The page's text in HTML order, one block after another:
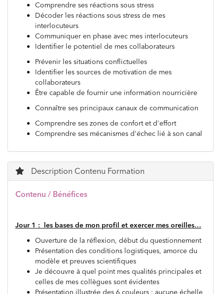
Comprendre ses réactions sous stress
Décoder les réactions sous stress de mes
interlocuteurs
Communiquer en phase avec mes interlocuteurs
Identifier le potentiel de mes collaborateurs
Prévenir les situations conflictuelles
Identifier les sources de motivation de mes
collaborateurs
Être capable de fournir une information nourricière
Connaître ses principaux canaux de communication
Comprendre ses zones de confort et d'effort
Comprendre ses mécanismes d'échec lié à son canal
Description Contenu Formation
Contenu / Bénéfices
Jour 1 : les bases de mon profil et exercer mes oreilles…
Ouverture de la réflexion, début du questionnement
Présentation des conditions logistiques, amorce du
modèle et preuves scientifiques
Je découvre à quel point mes qualités principales et
celles de mes collègues sont évidentes
Présentation illustrée des 6 couleurs : aucune échelle